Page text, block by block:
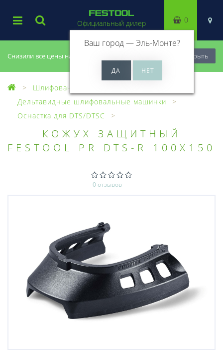
Снизили все цены на 20%, успей купить! Закрыть
Официальный дилер
Ваш город —Эль-Монте?
0
Шлифование
Дельтавидные шлифовальные машинки
Оснастка для DTS/DTSC
КОЖУХ ЗАЩИТНЫЙ
FESTOOL PR DTS-R 100X150
0 отзывов